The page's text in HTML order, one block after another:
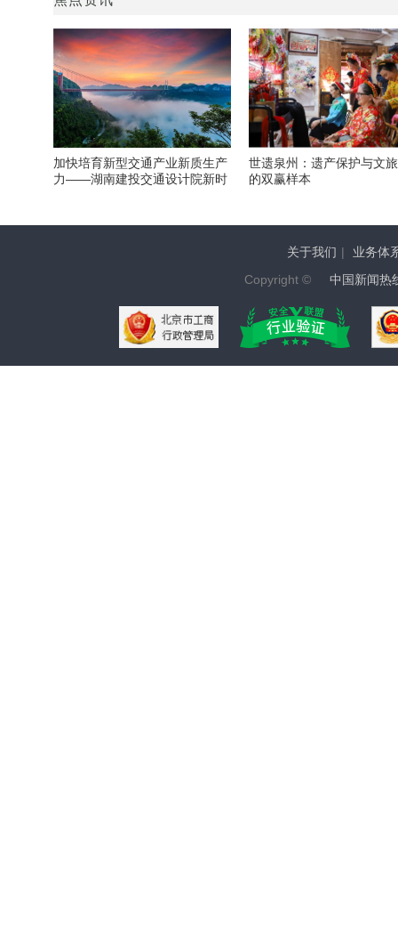
加快培育新型交通产业新质生产
力——湖南建投交通设计院新时
世遗泉州：遗产保护与文
的双赢样本
关于我们 |
业务体
Copyright ©
中国新闻热